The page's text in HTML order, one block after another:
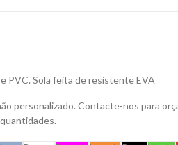
PVC. Sola feita de resistente EVA
personalizado. Contacte-nos para